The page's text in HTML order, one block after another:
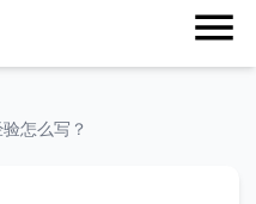
怎么写？